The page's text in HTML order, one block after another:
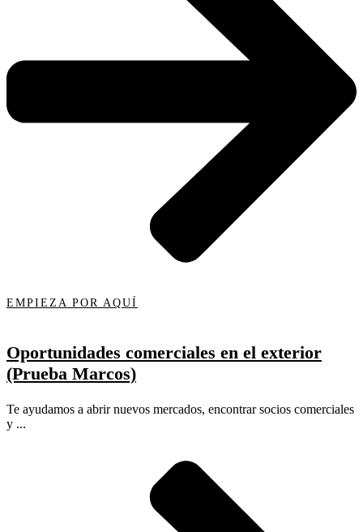
EMPIEZA POR AQUÍ
Oportunidades comerciales en el exterior
(Prueba Marcos)
Te ayudamos a abrir nuevos mercados, encontrar socios comerciales
y ...